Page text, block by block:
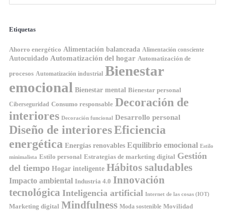
Etiquetas
Ahorro energético Alimentación balanceada Alimentación consciente
Autocuidado Automatización del hogar Automatización de
procesos Automatización industrial Bienestar
emocional Bienestar mental Bienestar personal
Ciberseguridad Consumo responsable Decoración de
interiores Decoración funcional Desarrollo personal
Diseño de interioresEficiencia
energética Energías renovables Equilibrio emocional Estilo
minimalista Estilo personal Estrategias de marketing digital Gestión
del tiempo Hogar inteligente Hábitos saludables
Impacto ambiental Industria 4.0 Innovación
tecnológica Inteligencia artificial Internet de las cosas (IOT)
Marketing digital Mindfulness Moda sostenible Movilidad